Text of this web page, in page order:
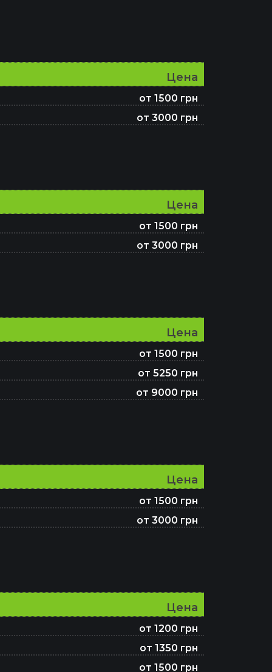
Цена
от 1500 грн
от 3000 грн
Цена
от 1500 грн
от 3000 грн
Цена
от 1500 грн
от 5250 грн
от 9000 грн
Цена
от 1500 грн
от 3000 грн
Цена
от 1200 грн
от 1350 грн
от 1500 грн